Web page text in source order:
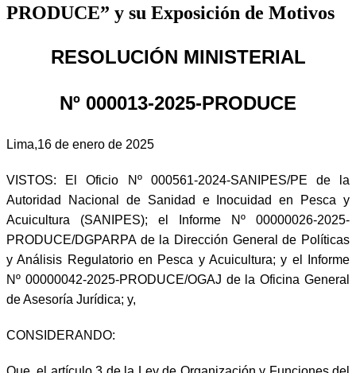
PRODUCE” y su Exposición de Motivos
RESOLUCIÓN MINISTERIAL
Nº 000013-2025-PRODUCE
Lima,16 de enero de 2025
VISTOS: El Oficio Nº 000561-2024-SANIPES/PE de la
Autoridad Nacional de Sanidad e Inocuidad en Pesca y
Acuicultura (SANIPES); el Informe Nº 00000026-2025-
PRODUCE/DGPARPA de la Dirección General de Políticas
y Análisis Regulatorio en Pesca y Acuicultura; y el Informe
Nº 00000042-2025-PRODUCE/OGAJ de la Oficina General
de Asesoría Jurídica; y,
CONSIDERANDO: